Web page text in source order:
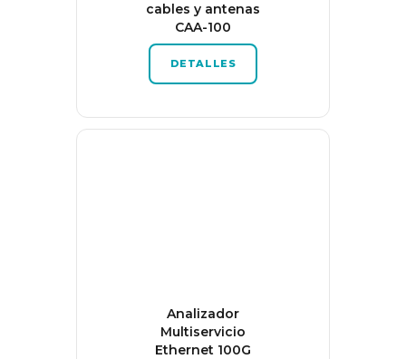
cables y antenas
CAA-100
DETALLES
Analizador
Multiservicio
Ethernet 100G